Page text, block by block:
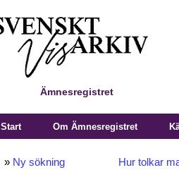
Ämnesregistret
Start Om Ämnesregistret
» Ny sökning Hur tolkar